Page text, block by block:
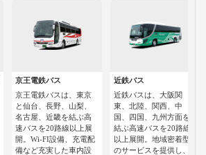
京王電鉄バス
京王電鉄バスは、東京
と仙台、長野、山梨、
名古屋、近畿を結ぶ高
速バスを20路線以上展
開。Wi-FI設備、充電配
備など充実した車内設
近鉄バス
近鉄バスは、大阪関
東、北陸、関西、中
国、四国、九州方面を
結ぶ高速バスを20路線
以上展開。地域密着型
のサービスを提供し、